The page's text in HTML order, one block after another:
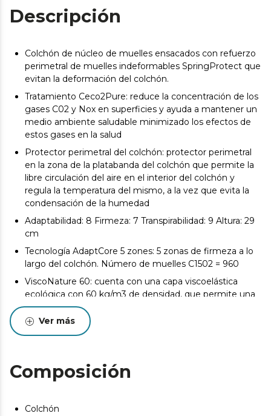
Descripción
Colchón de núcleo de muelles ensacados con refuerzo
perimetral de muelles indeformables SpringProtect que
evitan la deformación del colchón.
Tratamiento Ceco2Pure: reduce la concentración de los
gases C02 y Nox en superficies y ayuda a mantener un
medio ambiente saludable minimizado los efectos de
estos gases en la salud
Protector perimetral del colchón: protector perimetral
en la zona de la platabanda del colchón que permite la
libre circulación del aire en el interior del colchón y
regula la temperatura del mismo, a la vez que evita la
condensación de la humedad
Adaptabilidad: 8 Firmeza: 7 Transpirabilidad: 9 Altura: 29
cm
Tecnología AdaptCore 5 zones: 5 zonas de firmeza a lo
largo del colchón. Número de muelles C1502 = 960
ViscoNature 60: cuenta con una capa viscoelástica
ecológica con 60 kg/m3 de densidad, que permite una
adaptabilidad personalizada al cuerpo, ofreciendo mayor
comodidad durante el sueño.
Tejido MoveTex-4D: capa de tejido que ofrece
experiencia más dinámica y funcional que los textiles
convencionales.
para ofrecer una experiencia de descanso superior, con
Ver más
Composición
Colchón